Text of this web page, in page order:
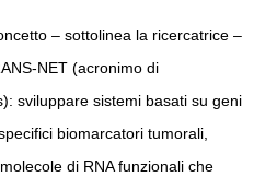
– sottolinea la ricercatrice –
NET (acronimo di
sviluppare sistemi basati su geni
biomarcatori tumorali,
di RNA funzionali che